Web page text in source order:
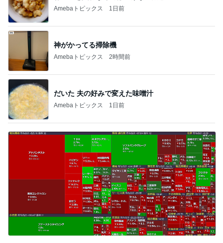
Amebaトピックス 1日前
神がかってる掃除機
Amebaトピックス 2時間前
だいた 夫の好みで変えた味噌汁
Amebaトピックス 1日前